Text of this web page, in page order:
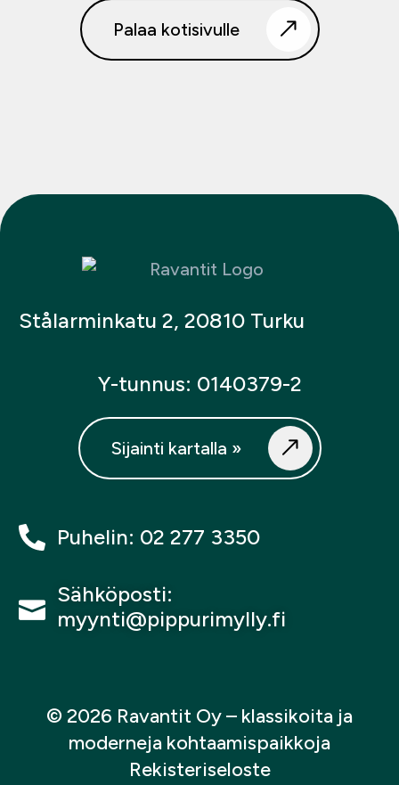
Palaa kotisivulle
Stålarminkatu 2, 20810 Turku
Y-tunnus: 0140379-2
Sijainti kartalla »
Puhelin: 02 277 3350
Sähköposti:
myynti@pippurimylly.fi
© 2026 Ravantit Oy– klassikoita ja
moderneja kohtaamispaikkoja
Rekisteriseloste